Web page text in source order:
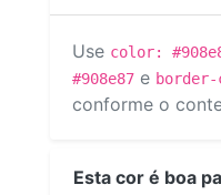
Use color:
#908e87 e
conforme o
Esta cor é boa